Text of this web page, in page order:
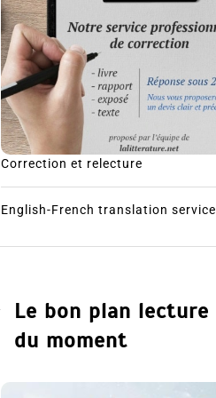
Correction et relecture
English-French translation service
Le bon plan lecture
du moment